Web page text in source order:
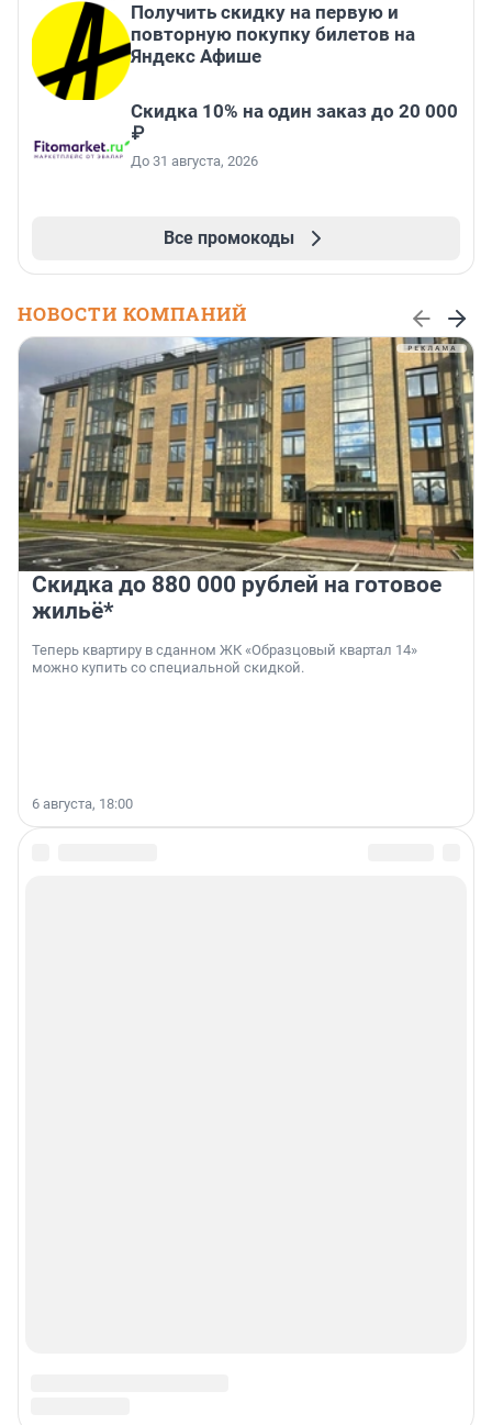
Получить скидку на первую и
повторную покупку билетов на
Яндекс Афише
Скидка 10% на один заказ до 20 000
₽
До 31 августа, 2026
Все промокоды
НОВОСТИ КОМПАНИЙ
Скидка до 880 000 рублей на готовое
жильё*
Теперь квартиру в сданном ЖК «Образцовый квартал 14»
можно купить со специальной скидкой.
6 августа, 18:00